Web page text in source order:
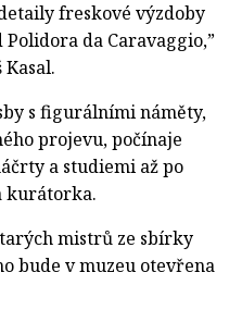
freskové výzdoby
da Caravaggio,”
s figurálními náměty,
projevu, počínaje
a studiemi až po
kurátorka.
mistrů ze sbírky
bude v muzeu otevřena